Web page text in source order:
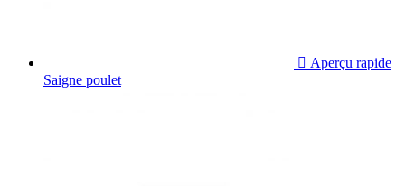
 Aperçu rapide
Saigne poulet